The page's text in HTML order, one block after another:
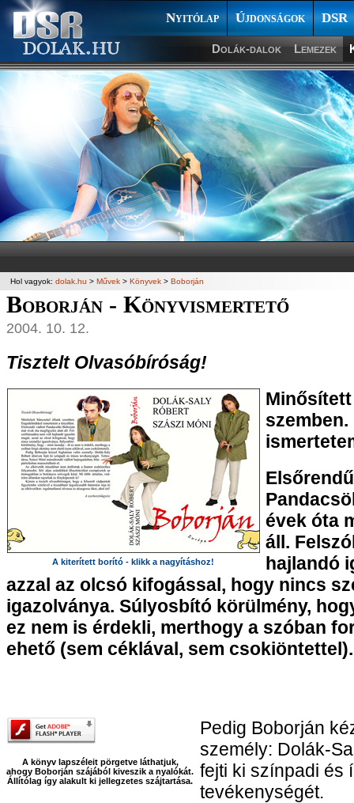
Nyitólap Újdonságok DSR
Dolák-dalok Lemezek
Hol vagyok: dolak.hu > Művek > Könyvek > Boborján
Boborján - Könyvismertető
2004. 10. 12.
Tisztelt Olvasóbíróság!
A kiterített borító - klikk a nagyításhoz!
évek óta
áll.
hajlandó
azzal az olcsó kifogással, hogy nincs
igazolványa. Súlyosbító körülmény,
ez nem is érdekli, merthogy a szóban
ehető (sem céklával, sem csokiöntettel).
A könyv lapszéleit pörgetve láthatjuk,
ahogy Boborján szájából kiveszik a nyalókát.
Állítólag így alakult ki jellegzetes szájtartása.
Pedig Boborján
személy: Dolák-
fejti ki színpadi és
tevékenységét.